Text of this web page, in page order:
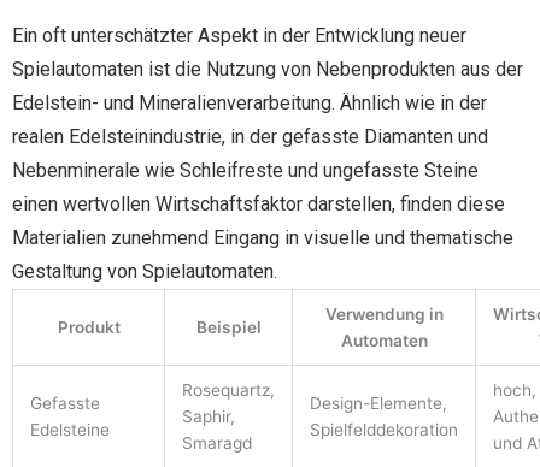
Ein oft unterschätzter Aspekt in der Entwicklung neuer
Spielautomaten ist die Nutzung von Nebenprodukten aus der
Edelstein- und Mineralienverarbeitung. Ähnlich wie in der
realen Edelsteinindustrie, in der gefasste Diamanten und
Nebenminerale wie Schleifreste und ungefasste Steine
einen wertvollen Wirtschaftsfaktor darstellen, finden diese
Materialien zunehmend Eingang in visuelle und thematische
Gestaltung von Spielautomaten.
Produkt Beispiel
Verwendung in
Automaten
Gefasste
Edelsteine
Rosequartz,
Saphir,
Smaragd
Design-Elemente,
Spielfelddekoration
und